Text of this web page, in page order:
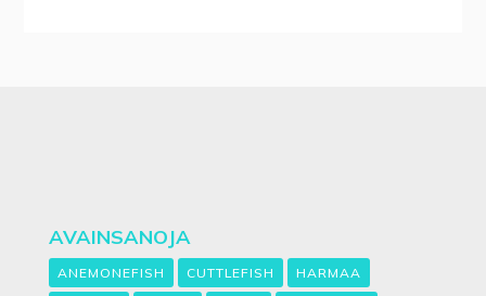
AVAINSANOJA
ANEMONEFISH CUTTLEFISH HARMAA